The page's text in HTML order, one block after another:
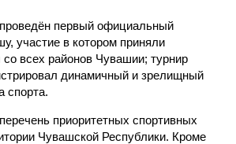
первый официальный
участие в котором приняли
всех районов Чувашии; турнир
динамичный и зрелищный
спорта.
приоритетных спортивных
Чувашской Республики. Кроме